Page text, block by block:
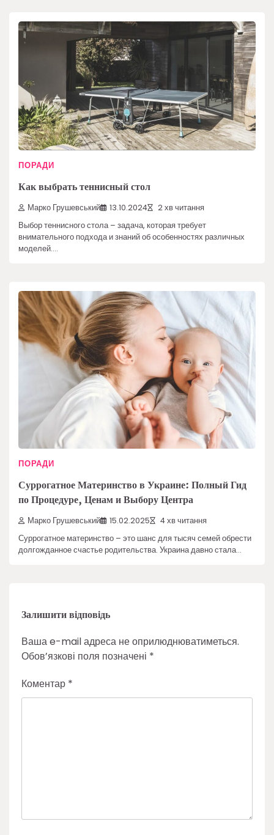
ПОРАДИ
Как выбрать теннисный стол
Марко Грушевський 13.10.2024 2 хв читання
Выбор теннисного стола – задача, которая требует
внимательного подхода и знаний об особенностях различных
моделей.…
ПОРАДИ
Суррогатное Материнство в Украине: Полный Гид
по Процедуре, Ценам и Выбору Центра
Марко Грушевський 15.02.2025 4 хв читання
Суррогатное материнство – это шанс для тысяч семей обрести
долгожданное счастье родительства. Украина давно стала…
Залишити відповідь
Ваша e-mail адреса не оприлюднюватиметься.
Обов’язкові поля позначені *
Коментар *